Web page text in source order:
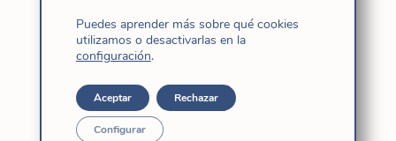
no solo a las cinco primeras, pero a todas las
Hijas de Jesús del mundo entero, en los más
distintos contextos de vida y misión,
confortadas por la protección y guía de la
Madre Inmaculada, estrella de nuestros
Puedes aprender más sobre qué cookies
utilizamos o desactivarlas en la
configuración.
Aceptar Rechazar
Configurar